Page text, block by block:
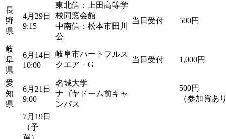
長
野
県
4月29日
9:15
東北信：上田高等学
校同窓会館
中南信：松本市田川
公
当日受付 500円
岐
阜
県
6月14日
10:00
岐阜市ハートフルス
クエア－G
当日受付 1,000円
愛
知
県
6月21日
9:00
名城大学
ナゴヤドーム前キャ
ンパス
500円
（参加賞あ
7月19日
（予